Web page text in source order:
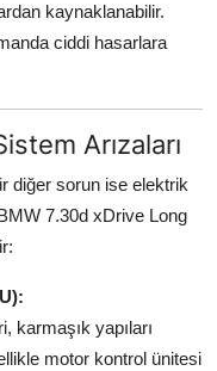
kaynaklanabilir.
ciddi hasarlara
Arızaları
diğer sorun ise elektrik
7.30d xDrive Long
karmaşık yapıları
motor kontrol ünitesi